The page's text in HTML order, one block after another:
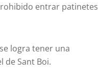
entrar patinetes
logra tener una
de Sant Boi.